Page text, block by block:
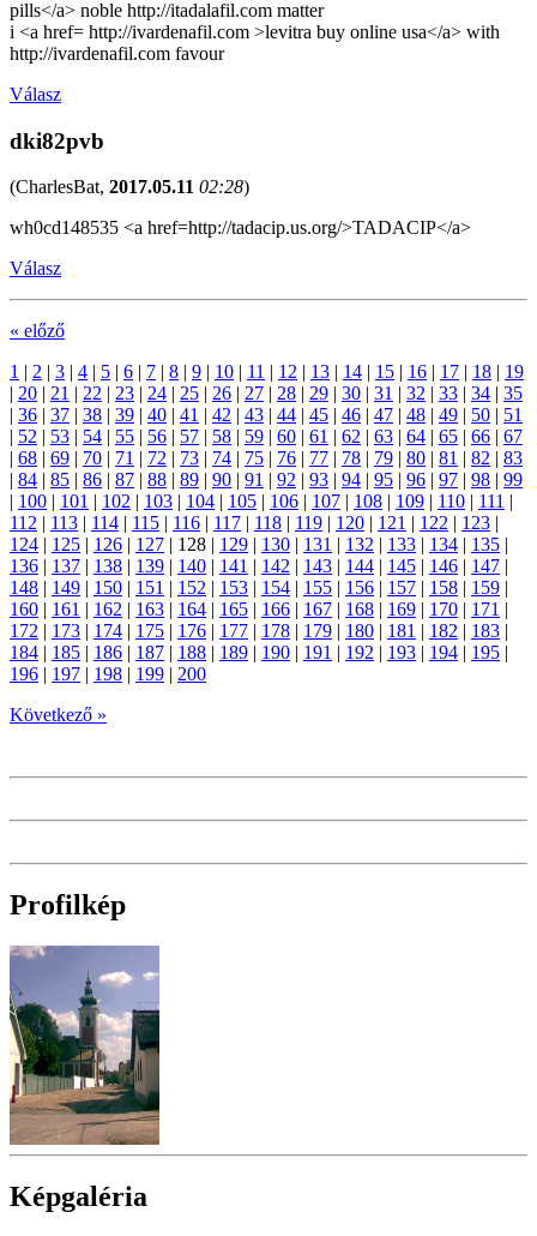
pills</a> noble http://itadalafil.com matter
i <a href= http://ivardenafil.com >levitra buy online usa</a> with
http://ivardenafil.com favour
Válasz
dki82pvb
(CharlesBat, 2017.05.11 02:28)
wh0cd148535 <a href=http://tadacip.us.org/>TADACIP</a>
Válasz
« előző
1 | 2 | 3 | 4 | 5 | 6 | 7 | 8 | 9 | 10 | 11 | 12 | 13 | 14 | 15 | 16 | 17 | 18 | 19
| 20 | 21 | 22 | 23 | 24 | 25 | 26 | 27 | 28 | 29 | 30 | 31 | 32 | 33 | 34 | 35
| 36 | 37 | 38 | 39 | 40 | 41 | 42 | 43 | 44 | 45 | 46 | 47 | 48 | 49 | 50 | 51
| 52 | 53 | 54 | 55 | 56 | 57 | 58 | 59 | 60 | 61 | 62 | 63 | 64 | 65 | 66 | 67
| 68 | 69 | 70 | 71 | 72 | 73 | 74 | 75 | 76 | 77 | 78 | 79 | 80 | 81 | 82 | 83
| 84 | 85 | 86 | 87 | 88 | 89 | 90 | 91 | 92 | 93 | 94 | 95 | 96 | 97 | 98 | 99
| 100 | 101 | 102 | 103 | 104 | 105 | 106 | 107 | 108 | 109 | 110 | 111 |
112 | 113 | 114 | 115 | 116 | 117 | 118 | 119 | 120 | 121 | 122 | 123 |
124 | 125 | 126 | 127 | 128 | 129 | 130 | 131 | 132 | 133 | 134 | 135 |
136 | 137 | 138 | 139 | 140 | 141 | 142 | 143 | 144 | 145 | 146 | 147 |
148 | 149 | 150 | 151 | 152 | 153 | 154 | 155 | 156 | 157 | 158 | 159 |
160 | 161 | 162 | 163 | 164 | 165 | 166 | 167 | 168 | 169 | 170 | 171 |
172 | 173 | 174 | 175 | 176 | 177 | 178 | 179 | 180 | 181 | 182 | 183 |
184 | 185 | 186 | 187 | 188 | 189 | 190 | 191 | 192 | 193 | 194 | 195 |
196 | 197 | 198 | 199 | 200
Következő »
Profilkép
Képgaléria